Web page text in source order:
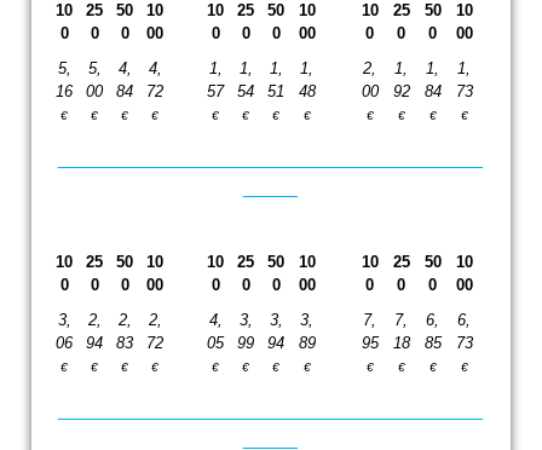
10
0
25
0
50
0
10
00
10
0
25
0
50
0
10
00
10
0
25
0
50
0
10
00
5,
16
€
5,
00
€
4,
84
€
4,
72
€
1,
57
€
1,
54
€
1,
51
€
1,
48
€
2,
00
€
1,
92
€
1,
84
€
1,
73
€
10
0
25
0
50
0
10
00
10
0
25
0
50
0
10
00
10
0
25
0
50
0
10
00
3,
06
€
2,
94
€
2,
83
€
2,
72
€
4,
05
€
3,
99
€
3,
94
€
3,
89
€
7,
95
€
7,
18
€
6,
85
€
6,
73
€